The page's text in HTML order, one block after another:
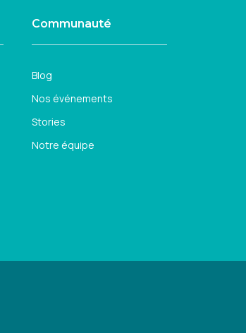
Communauté
Blog
Nos événements
Stories
Notre équipe